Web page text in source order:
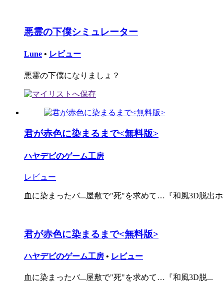
悪霊の下僕シミュレーター
Lune • レビュー
悪霊の下僕になりましょ？
君が赤色に染まるまで<無料版>
ハヤデビのゲーム工房
レビュー
血に染まったバ...屋敷で"死"を求めて…『和風3D脱出ホ
君が赤色に染まるまで<無料版>
ハヤデビのゲーム工房 • レビュー
血に染まったバ...屋敷で"死"を求めて…『和風3D脱...